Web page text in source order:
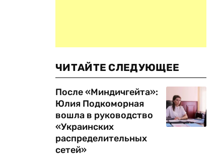
ЧИТАЙТЕ СЛЕДУЮЩЕЕ
После «Миндичгейта»:
Юлия Подкоморная
вошла в руководство
«Украинских
распределительных
сетей»